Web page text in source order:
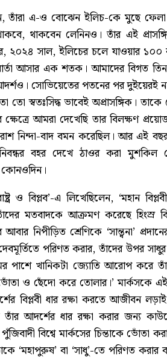
তাঁরা এ-ও বোঝেন ইলিচ-কে মুছে ফেলা
থাকবেন লেনিনও। তাঁর এই
২০২৪ সাল, ইলিচের চলে যাওয়ার ১০০
বার্তা আসার এক শতক। আমাদের বিগত
সোভিয়েতের পতনের পর দুইয়েরই
তো স্বতঃসিদ্ধ ভাবেই অপ্রাসঙ্গিক।
আমরা দেখেছি তার বিলক্ষণ
নিন্দা-বাদ বমন করেছিল। আর এই
বহর দেখে ঠাওর করা মুশকিল
ও বিপ্লব’-এ লিখেছিলেন, ‘মহান
মতবাদকে আক্রমণ করেছে হিংস্র
নিপীড়িত শ্রেণিকে ‘সান্ত্বনা’
দেবমূর্তিতে পরিণত করার, তাঁদের উপর
পাশে খানিকটা জ্যোতি আরোপ করে
ও ছেঁদো করে তোলার।’ মার্কসকে এই
বিপ্লবী ধার রক্ষা করতে আজীবন
আদর্শের ধার রক্ষা করার জন্য
বিশ্বে মার্কসের চিন্তাকে ভোঁতা
‘মহাপুরুষ’ বা ‘সাধু’-তে পরিণত করার